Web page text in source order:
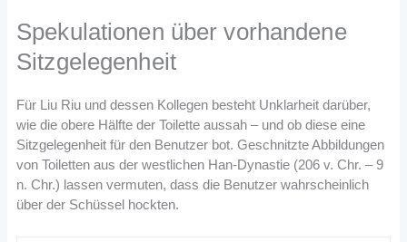
Spekulationen über vorhandene
Sitzgelegenheit
Für Liu Riu und dessen Kollegen besteht Unklarheit darüber,
wie die obere Hälfte der Toilette aussah – und ob diese eine
Sitzgelegenheit für den Benutzer bot. Geschnitzte Abbildungen
von Toiletten aus der westlichen Han-Dynastie (206 v. Chr. – 9
n. Chr.) lassen vermuten, dass die Benutzer wahrscheinlich
über der Schüssel hockten.